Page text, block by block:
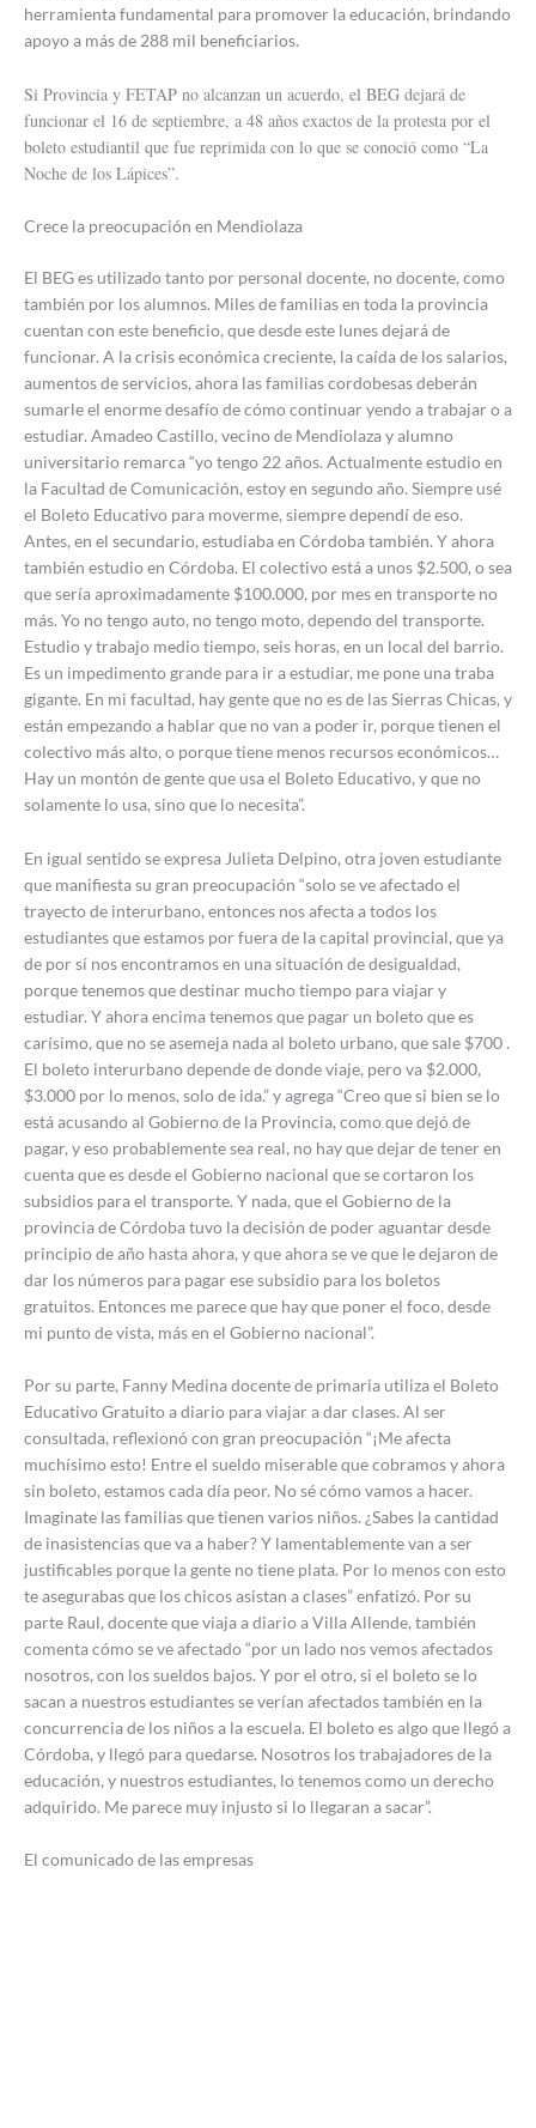
herramienta fundamental para promover la educación, brindando
apoyo a más de 288 mil beneficiarios.
Si Provincia y FETAP no alcanzan un acuerdo, el BEG dejará de
funcionar el 16 de septiembre, a 48 años exactos de la protesta por el
boleto estudiantil que fue reprimida con lo que se conoció como “La
Noche de los Lápices”.
Crece la preocupación en Mendiolaza
El BEG es utilizado tanto por personal docente, no docente, como
también por los alumnos. Miles de familias en toda la provincia
cuentan con este beneficio, que desde este lunes dejará de
funcionar. A la crisis económica creciente, la caída de los salarios,
aumentos de servicios, ahora las familias cordobesas deberán
sumarle el enorme desafío de cómo continuar yendo a trabajar o a
estudiar. Amadeo Castillo, vecino de Mendiolaza y alumno
universitario remarca “yo tengo 22 años. Actualmente estudio en
la Facultad de Comunicación, estoy en segundo año. Siempre usé
el Boleto Educativo para moverme, siempre dependí de eso.
Antes, en el secundario, estudiaba en Córdoba también. Y ahora
también estudio en Córdoba. El colectivo está a unos $2.500, o sea
que sería aproximadamente $100.000, por mes en transporte no
más. Yo no tengo auto, no tengo moto, dependo del transporte.
Estudio y trabajo medio tiempo, seis horas, en un local del barrio.
Es un impedimento grande para ir a estudiar, me pone una traba
gigante. En mi facultad, hay gente que no es de las Sierras Chicas, y
están empezando a hablar que no van a poder ir, porque tienen el
colectivo más alto, o porque tiene menos recursos económicos…
Hay un montón de gente que usa el Boleto Educativo, y que no
solamente lo usa, sino que lo necesita”.
En igual sentido se expresa Julieta Delpino, otra joven estudiante
que manifiesta su gran preocupación “solo se ve afectado el
trayecto de interurbano, entonces nos afecta a todos los
estudiantes que estamos por fuera de la capital provincial, que ya
de por sí nos encontramos en una situación de desigualdad,
porque tenemos que destinar mucho tiempo para viajar y
estudiar. Y ahora encima tenemos que pagar un boleto que es
carísimo, que no se asemeja nada al boleto urbano, que sale $700 .
El boleto interurbano depende de donde viaje, pero va $2.000,
$3.000 por lo menos, solo de ida.” y agrega “Creo que si bien se lo
está acusando al Gobierno de la Provincia, como que dejó de
pagar, y eso probablemente sea real, no hay que dejar de tener en
cuenta que es desde el Gobierno nacional que se cortaron los
subsidios para el transporte. Y nada, que el Gobierno de la
provincia de Córdoba tuvo la decisión de poder aguantar desde
principio de año hasta ahora, y que ahora se ve que le dejaron de
dar los números para pagar ese subsidio para los boletos
gratuitos. Entonces me parece que hay que poner el foco, desde
mi punto de vista, más en el Gobierno nacional”.
Por su parte, Fanny Medina docente de primaria utiliza el Boleto
Educativo Gratuito a diario para viajar a dar clases. Al ser
consultada, reflexionó con gran preocupación “¡Me afecta
muchísimo esto! Entre el sueldo miserable que cobramos y ahora
sin boleto, estamos cada día peor. No sé cómo vamos a hacer.
Imaginate las familias que tienen varios niños. ¿Sabes la cantidad
de inasistencias que va a haber? Y lamentablemente van a ser
justificables porque la gente no tiene plata. Por lo menos con esto
te asegurabas que los chicos asistan a clases” enfatizó. Por su
parte Raul, docente que viaja a diario a Villa Allende, también
comenta cómo se ve afectado “por un lado nos vemos afectados
nosotros, con los sueldos bajos. Y por el otro, si el boleto se lo
sacan a nuestros estudiantes se verían afectados también en la
concurrencia de los niños a la escuela. El boleto es algo que llegó a
Córdoba, y llegó para quedarse. Nosotros los trabajadores de la
educación, y nuestros estudiantes, lo tenemos como un derecho
adquirido. Me parece muy injusto si lo llegaran a sacar”.
El comunicado de las empresas